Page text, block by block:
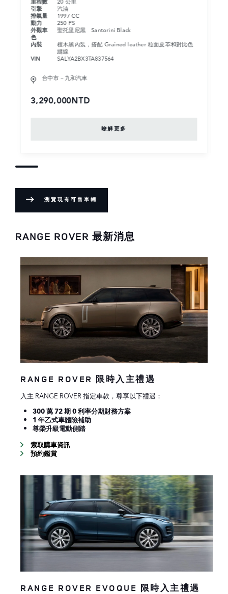
里程數
20 公里
引擎
汽油
排氣量
1997 CC
動力
250 PS
外觀車
色
聖托里尼黑 Santorini Black
內裝
檀木黑內裝，搭配 Grained leather 粒面皮革和對比色
縫線
VIN
SALYA2BX3TA837564
台中市－九和汽車
3,290,000NTD
暸解更多
瀏覽現有可售車輛
RANGE ROVER 最新消息
RANGE ROVER 限時入主禮遇
入主 RANGE ROVER 指定車款，尊享以下禮遇：
300 萬 72 期 0 利率分期財務方案
1 年乙式車體險補助
尊榮升級電動側踏
索取購車資訊
預約鑑賞
RANGE ROVER EVOQUE 限時入主禮遇